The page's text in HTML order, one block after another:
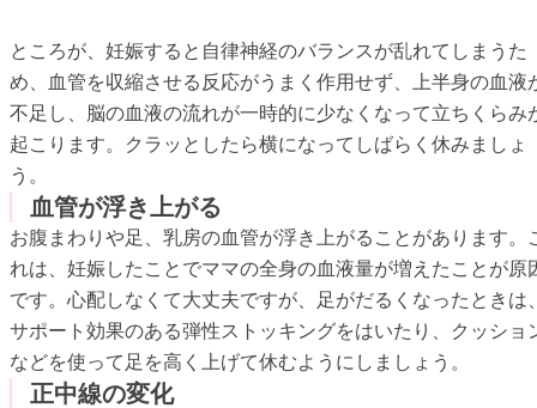
ところが、妊娠すると自律神経のバランスが乱れてしまうた
め、血管を収縮させる反応がうまく作用せず、上半身の血液
不足し、脳の血液の流れが一時的に少なくなって立ちくらみ
起こります。クラッとしたら横になってしばらく休みましょ
う。
血管が浮き上がる
お腹まわりや足、乳房の血管が浮き上がることがあります。
れは、妊娠したことでママの全身の血液量が増えたことが原
です。心配しなくて大丈夫ですが、足がだるくなったときは
サポート効果のある弾性ストッキングをはいたり、クッショ
などを使って足を高く上げて休むようにしましょう。
正中線の変化